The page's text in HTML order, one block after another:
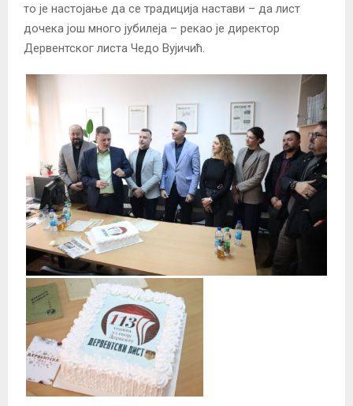
то је настојање да се традиција настави – да лист
дочека још много јубилеја – рекао је директор
Дервентског листа Чедо Вујичић.